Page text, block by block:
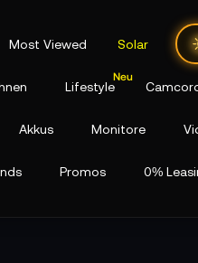
Most Viewed Solar
Lifestyle
Akkus Monitore
Promos 0%